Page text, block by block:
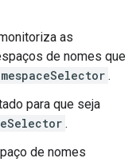
as
de nomes que
.
para que seja
.
de nomes